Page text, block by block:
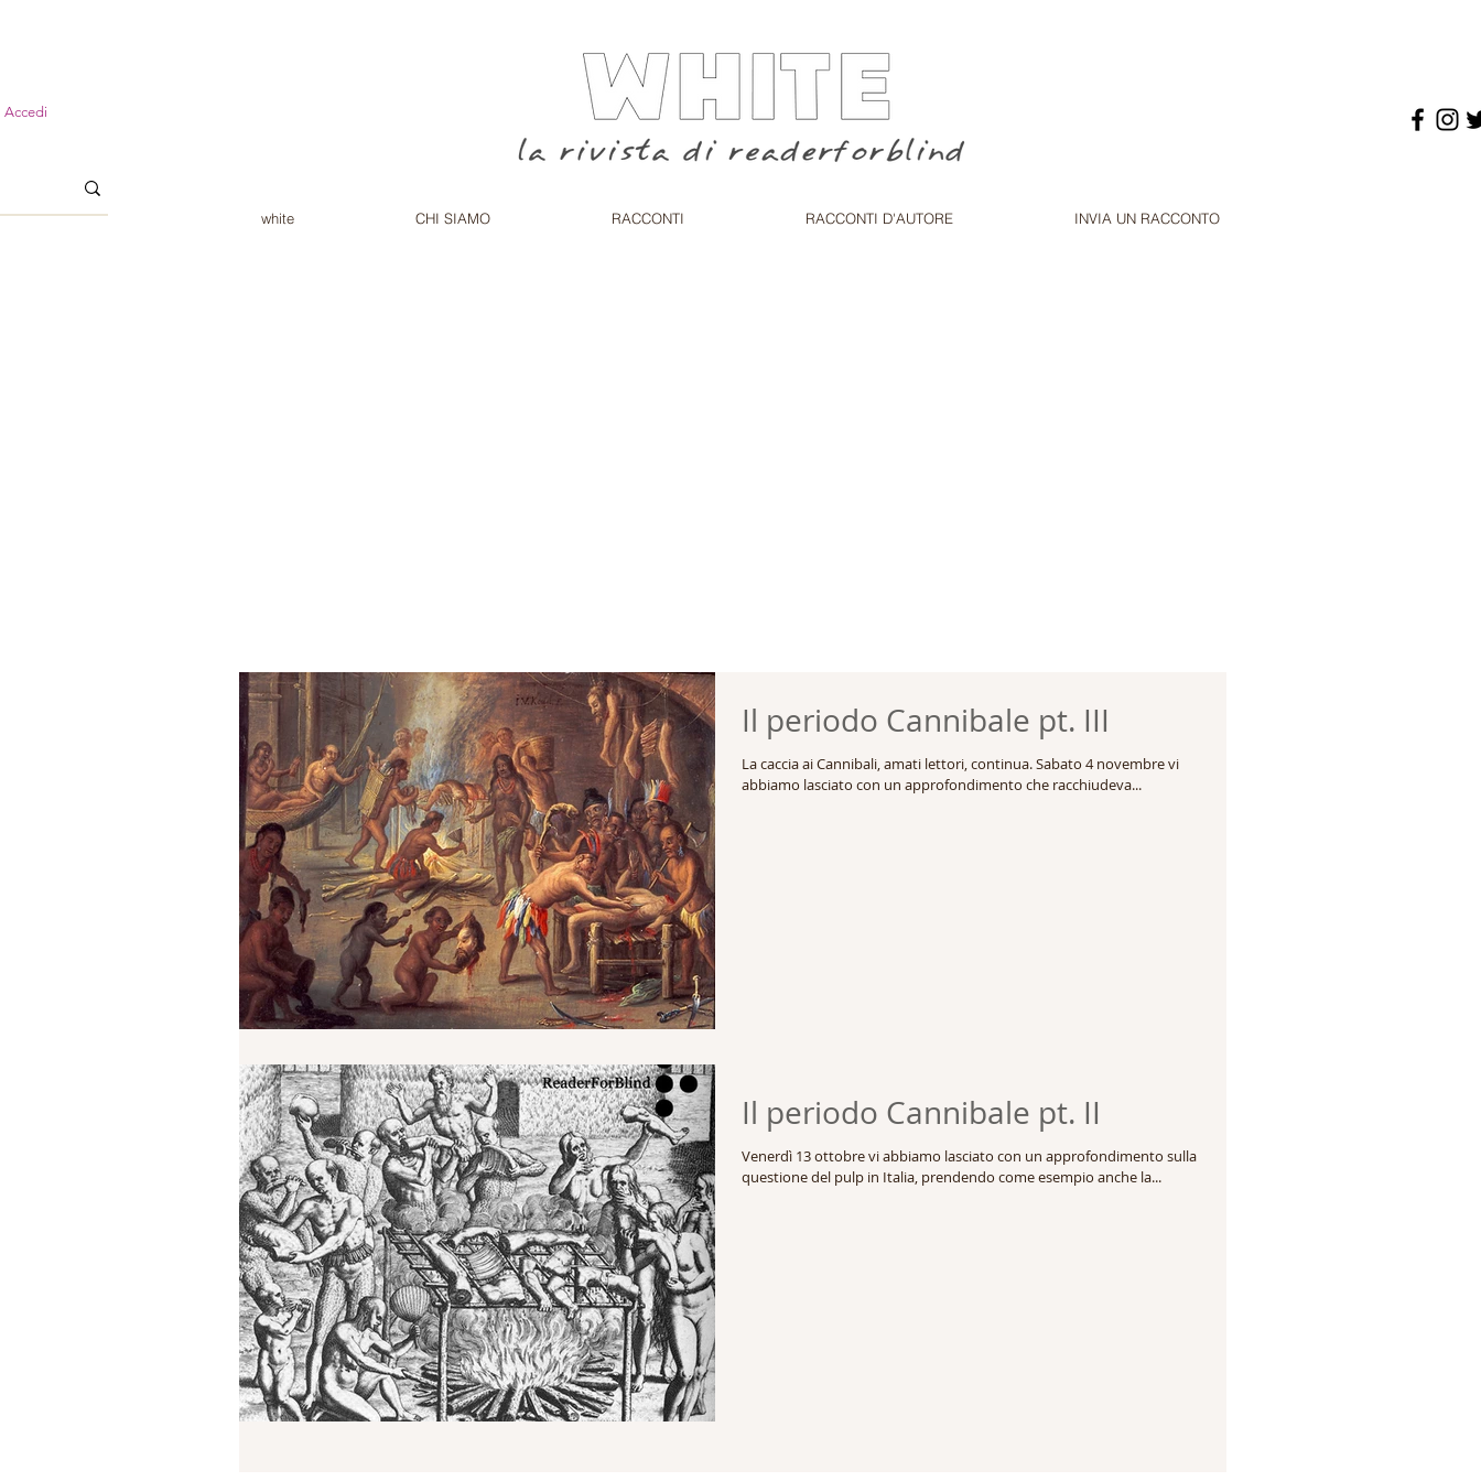
Accedi
white CHI SIAMO RACCONTI RACCONTI D'AUTORE INVIA UN RACCONTO
Il periodo Cannibale pt. III
La caccia ai Cannibali, amati lettori, continua. Sabato 4 novembre vi
abbiamo lasciato con un approfondimento che racchiudeva...
Il periodo Cannibale pt. II
Venerdì 13 ottobre vi abbiamo lasciato con un approfondimento sulla
questione del pulp in Italia, prendendo come esempio anche la...